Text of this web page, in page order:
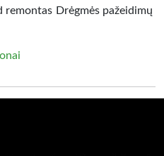
remontas Drėgmės pažeidimų